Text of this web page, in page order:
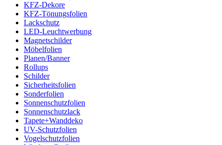
KFZ-Dekore
KFZ-Tönungsfolien
Lackschutz
LED-Leuchtwerbung
Magnetschilder
Möbelfolien
Planen/Banner
Rollups
Schilder
Sicherheitsfolien
Sonderfolien
Sonnenschutzfolien
Sonnenschutzlack
Tapete+Wanddeko
UV-Schutzfolien
Vogelschutzfolien